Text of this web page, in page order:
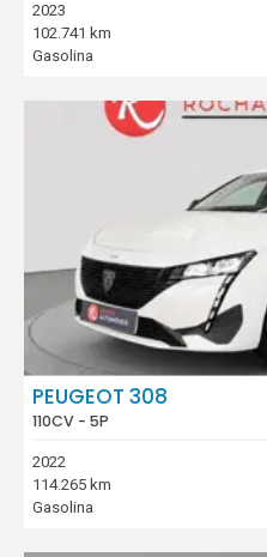
2023
102.741 km
Gasolina
PEUGEOT 308
110CV - 5P
2022
114.265 km
Gasolina